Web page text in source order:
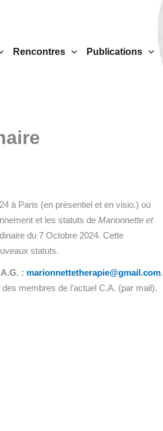
Rencontres Publications
à Paris (en présentiel et en visio.) où
et les statuts de Marionnette et
du 7 Octobre 2024. Cette
statuts.
: marionnettetherapie@gmail.com.
membres de l’actuel C.A. (par mail).